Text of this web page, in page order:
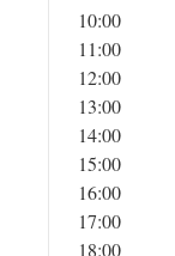
10:00
11:00
12:00
13:00
14:00
15:00
16:00
17:00
18:00